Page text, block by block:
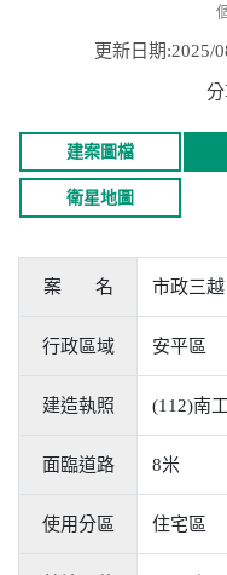
更新日期
分
建案圖檔
衛星地圖
案 名 市政三越
行政區域 安平區
建造執照 (112)南
面臨道路 8米
使用分區 住宅區